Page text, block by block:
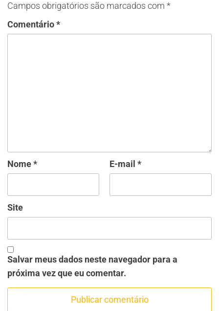
Campos obrigatórios são marcados com *
Comentário*
Nome* E-mail *
Site
Salvar meus dados neste navegador para a
próxima vez que eu comentar.